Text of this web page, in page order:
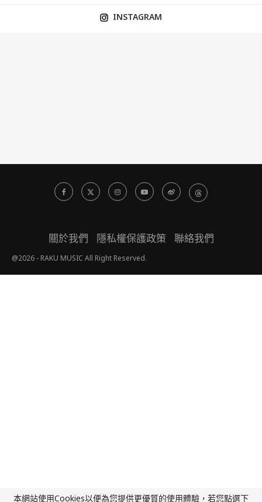
INSTAGRAM
關於我們 隱私權保護政策 聯絡我們
@2026 - RAKU MUSIC All Right Reserved.
本網站使用Cookies以便為您提供更優質的使用體驗，若您點選下